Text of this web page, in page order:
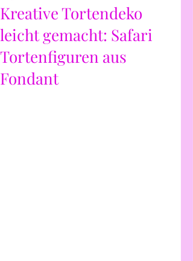
Kreative Tortendeko
leicht gemacht: Safari
Tortenfiguren aus
Fondant